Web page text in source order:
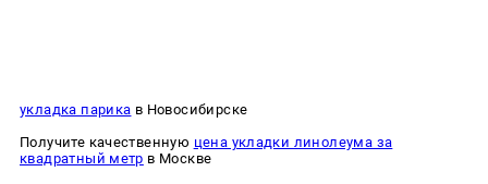
укладка парика в Новосибирске
Получите качественную цена укладки линолеума за
квадратный метр в Москве